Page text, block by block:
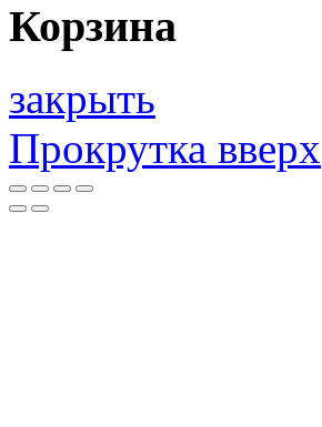
Корзина
закрыть
Прокрутка вверх